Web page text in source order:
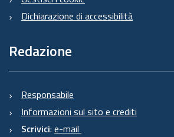
Dichiarazione di accessibilità
Redazione
Responsabile
Informazioni sul sito e crediti
Scrivici: e-mail